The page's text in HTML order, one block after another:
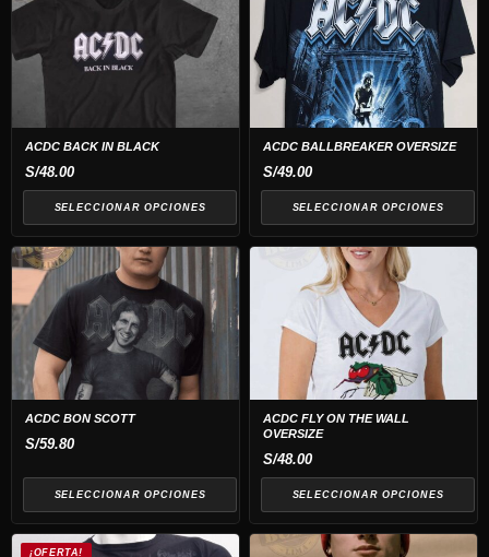
página
producto
página
de
producto
ACDC BACK IN BLACK
S/48.00
SELECCIONAR OPCIONES
producto
múltiples
variantes.
opciones
se
pueden
elegir
en
la
página
de
producto
ACDC BALLBREAKER OVERSIZE
S/49.00
SELECCIONAR OPCIONES
producto
tiene
múltiples
variantes.
opciones
se
pueden
elegir
en
producto
ACDC BON SCOTT
S/59.80
SELECCIONAR OPCIONES
Este
producto
tiene
múltiples
variantes.
Las
opciones
se
elegir
en
la
ACDC FLY ON THE WALL
OVERSIZE
S/48.00
SELECCIONAR OPCIONES
producto
múltiples
variantes.
opciones
se
pueden
elegir
en
la
¡OFERTA!
Este